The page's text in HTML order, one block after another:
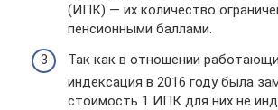
(ИПК) — их количество
пенсионными баллами.
Так как в отношении
индексация в 2016 году была
стоимость 1 ИПК для них не